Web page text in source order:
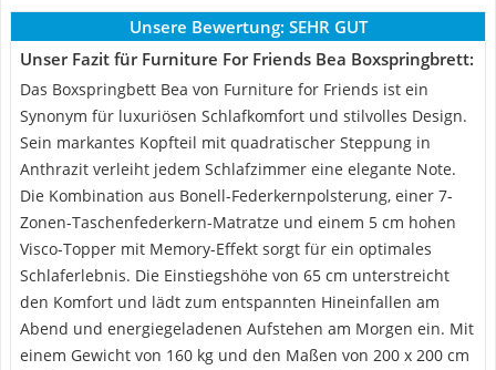
Unsere Bewertung: SEHR GUT
Unser Fazit für Furniture For Friends Bea Boxspringbrett:
Das Boxspringbett Bea von Furniture for Friends ist ein
Synonym für luxuriösen Schlafkomfort und stilvolles Design.
Sein markantes Kopfteil mit quadratischer Steppung in
Anthrazit verleiht jedem Schlafzimmer eine elegante Note.
Die Kombination aus Bonell-Federkernpolsterung, einer 7-
Zonen-Taschenfederkern-Matratze und einem 5 cm hohen
Visco-Topper mit Memory-Effekt sorgt für ein optimales
Schlaferlebnis. Die Einstiegshöhe von 65 cm unterstreicht
den Komfort und lädt zum entspannten Hineinfallen am
Abend und energiegeladenen Aufstehen am Morgen ein. Mit
einem Gewicht von 160 kg und den Maßen von 200 x 200 cm